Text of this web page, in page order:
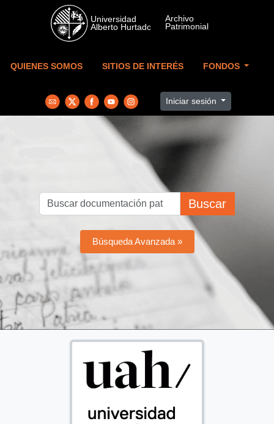
Skip to main content
QUIENES SOMOS SITIOS DE INTERÉS FONDOS
Iniciar sesión
Buscar
Búsqueda Avanzada »